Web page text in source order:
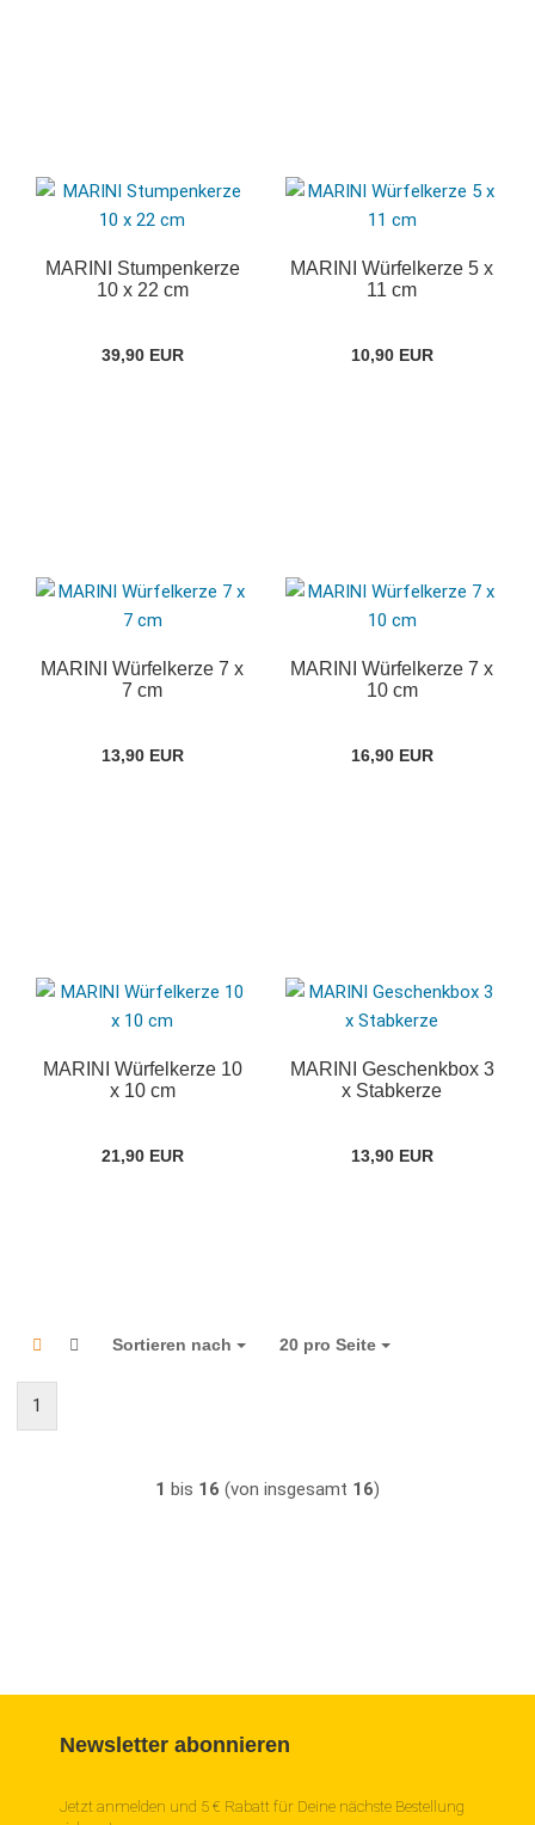
MARINI Stumpenkerze
10 x 22 cm
39,90 EUR
MARINI Würfelkerze 5 x
11 cm
10,90 EUR
MARINI Würfelkerze 7 x
7 cm
13,90 EUR
MARINI Würfelkerze 7 x
10 cm
16,90 EUR
MARINI Würfelkerze 10
x 10 cm
21,90 EUR
MARINI Geschenkbox 3
x Stabkerze
13,90 EUR
Sortieren nach
Sortieren nach 20 pro Seite
pro Seite
1
1 bis 16 (von insgesamt 16)
Newsletter abonnieren
Jetzt anmelden und 5 € Rabatt für Deine nächste Bestellung